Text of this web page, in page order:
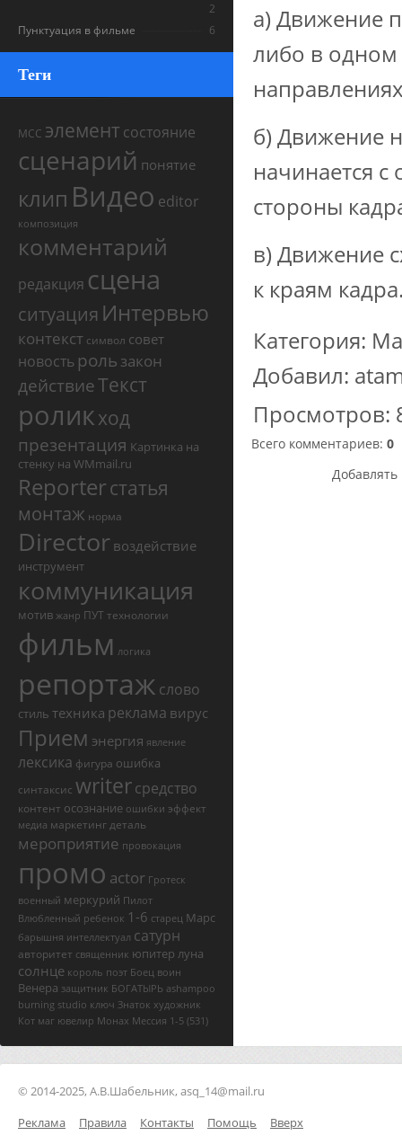
2
Пунктуация в фильме
6
Теги
МСС элемент состояние
сценарий понятие
клип Видео editor
композиция
комментарий
редакция сцена
ситуация Интервью
контекст символ совет
новость роль закон
действиеТекст
роликход
презентация Картинка на
стенку на WMmail.ru
Reporterстатья
монтаж норма
Director воздействие
инструмент
коммуникация
мотив жанр ПУТ технологии
фильм логика
репортаж слово
стиль техника реклама вирус
Прием энергия явление
лексика фигура ошибка
синтаксис writerсредство
контент осознание ошибки эффект
медиа маркетингдеталь
мероприятие провокация
промо actor Гротеск
военный меркурий Пилот
Влюбленный ребенок 1-6 старец Марс
барышня интеллектуал сатурн
авторитет священник юпитер луна
солнце король поэт Боец воин
Венера защитник БОГАТЫРЬ ashampoo
burning studio ключ Знаток художник
Кот маг ювелир Монах Мессия 1-5 (531)
а) Движение
либо в
б) Движение
начинается с
стороны
в) Движение
к краям
Категория:
Добавил:
Просмотров:
Всего комментариев: 0
Добавлять
© 2014-2025, А.В.Шабельник, asq_14@mail.ru
Реклама
Правила Контакты Помощь Вверх